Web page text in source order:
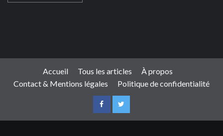
Accueil Tous les articles
À propos
Contact & Mentions légales
Politique de confidentialité